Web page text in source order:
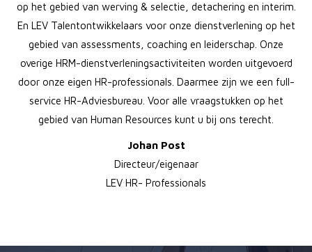
op het gebied van werving & selectie, detachering en interim.
En LEV Talentontwikkelaars voor onze dienstverlening op het
gebied van assessments, coaching en leiderschap. Onze
overige HRM-dienstverleningsactiviteiten worden uitgevoerd
door onze eigen HR-professionals. Daarmee zijn we een full-
service HR-Adviesbureau. Voor alle vraagstukken op het
gebied van Human Resources kunt u bij ons terecht.
Johan Post
Directeur/eigenaar
LEV HR- Professionals